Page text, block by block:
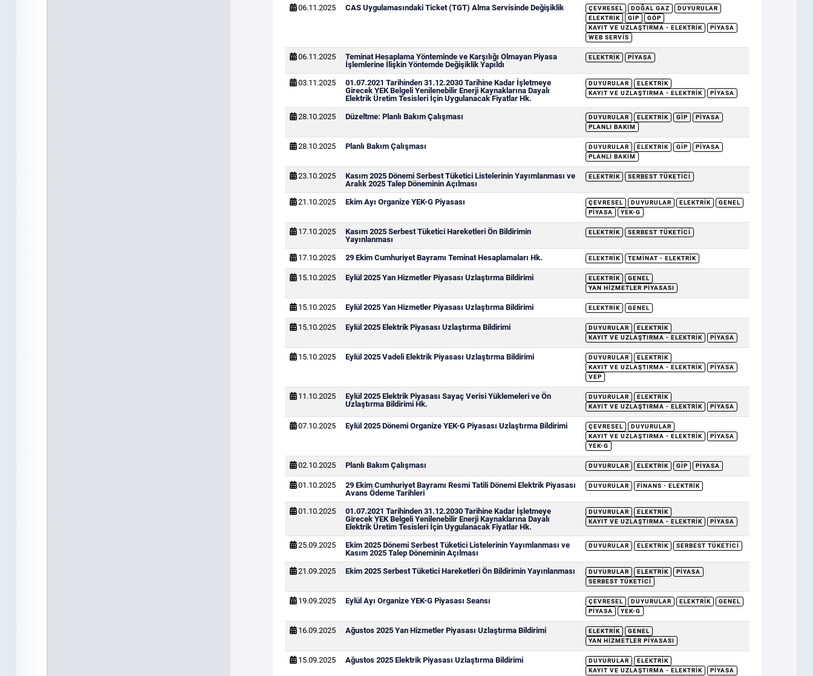
06.11.2025 CAS Uygulamasındaki Ticket (TGT) Alma Servisinde Değişiklik ÇEVRESEL DOĞAL GAZ
DUYURULAR
ELEKTRIK
GİP
GÖP
KAYIT VE UZLAŞTIRMA - ELEKTRIK
PIYASA
WEB SERVIS
06.11.2025
Teminat Hesaplama Yönteminde ve Karşılığı Olmayan Piyasa
İşlemlerine İlişkin Yöntemde Değişiklik Yapıldı
ELEKTRIK PIYASA
03.11.2025
01.07.2021 Tarihinden 31.12.2030 Tarihine Kadar İşletmeye
Girecek YEK Belgeli Yenilenebilir Enerji Kaynaklarına Dayalı
Elektrik Üretim Tesisleri İçin Uygulanacak Fiyatlar Hk.
DUYURULAR
ELEKTRIK
KAYIT VE UZLAŞTIRMA - ELEKTRIK
PIYASA
28.10.2025 Düzeltme: Planlı Bakım Çalışması DUYURULAR ELEKTRIK GİP
PIYASA
PLANLI BAKIM
28.10.2025 Planlı Bakım Çalışması DUYURULAR ELEKTRIK GİP
PIYASA
PLANLI BAKIM
23.10.2025
Kasım 2025 Dönemi Serbest Tüketici Listelerinin Yayımlanması ve
Aralık 2025 Talep Döneminin Açılması
ELEKTRIK SERBEST TÜKETICI
21.10.2025 Ekim Ayı Organize YEK-G Piyasası ÇEVRESEL DUYURULAR ELEKTRIK
GENEL
PIYASA
YEK-G
17.10.2025
Kasım 2025 Serbest Tüketici Hareketleri Ön Bildirimin
Yayınlanması
ELEKTRIK SERBEST TÜKETICI
17.10.2025 29 Ekim Cumhuriyet Bayramı Teminat Hesaplamaları Hk. ELEKTRIK TEMINAT - ELEKTRIK
15.10.2025 Eylül 2025 Yan Hizmetler Piyasası Uzlaştırma Bildirimi ELEKTRIK
GENEL
YAN HIZMETLER PIYASASI
15.10.2025 Eylül 2025 Yan Hizmetler Piyasası Uzlaştırma Bildirimi ELEKTRIK GENEL
15.10.2025 Eylül 2025 Elektrik Piyasası Uzlaştırma Bildirimi DUYURULAR
ELEKTRIK
KAYIT VE UZLAŞTIRMA - ELEKTRIK
PIYASA
15.10.2025 Eylül 2025 Vadeli Elektrik Piyasası Uzlaştırma Bildirimi DUYURULAR
ELEKTRIK
KAYIT VE UZLAŞTIRMA - ELEKTRIK
PIYASA
VEP
11.10.2025
Eylül 2025 Elektrik Piyasası Sayaç Verisi Yüklemeleri ve Ön
Uzlaştırma Bildirimi Hk.
DUYURULAR
ELEKTRIK
KAYIT VE UZLAŞTIRMA - ELEKTRIK
PIYASA
07.10.2025 Eylül 2025 Dönemi Organize YEK-G Piyasası Uzlaştırma Bildirimi ÇEVRESEL
DUYURULAR
KAYIT VE UZLAŞTIRMA - ELEKTRIK
PIYASA
YEK-G
02.10.2025 Planlı Bakım Çalışması DUYURULAR ELEKTRIK GİP PIYASA
01.10.2025
29 Ekim Cumhuriyet Bayramı Resmi Tatili Dönemi Elektrik Piyasası
Avans Ödeme Tarihleri
DUYURULAR FINANS - ELEKTRIK
01.10.2025
01.07.2021 Tarihinden 31.12.2030 Tarihine Kadar İşletmeye
Girecek YEK Belgeli Yenilenebilir Enerji Kaynaklarına Dayalı
Elektrik Üretim Tesisleri İçin Uygulanacak Fiyatlar Hk.
DUYURULAR
ELEKTRIK
KAYIT VE UZLAŞTIRMA - ELEKTRIK
PIYASA
25.09.2025
Ekim 2025 Dönemi Serbest Tüketici Listelerinin Yayımlanması ve
Kasım 2025 Talep Döneminin Açılması
DUYURULAR ELEKTRIK SERBEST TÜKETICI
21.09.2025 Ekim 2025 Serbest Tüketici Hareketleri Ön Bildirimin Yayınlanması DUYURULAR ELEKTRIK
PIYASA
SERBEST TÜKETICI
19.09.2025 Eylül Ayı Organize YEK-G Piyasası Seansı ÇEVRESEL DUYURULAR ELEKTRIK
GENEL
PIYASA
YEK-G
16.09.2025 Ağustos 2025 Yan Hizmetler Piyasası Uzlaştırma Bildirimi ELEKTRIK
GENEL
YAN HIZMETLER PIYASASI
15.09.2025 Ağustos 2025 Elektrik Piyasası Uzlaştırma Bildirimi DUYURULAR
ELEKTRIK
KAYIT VE UZLAŞTIRMA - ELEKTRIK
PIYASA